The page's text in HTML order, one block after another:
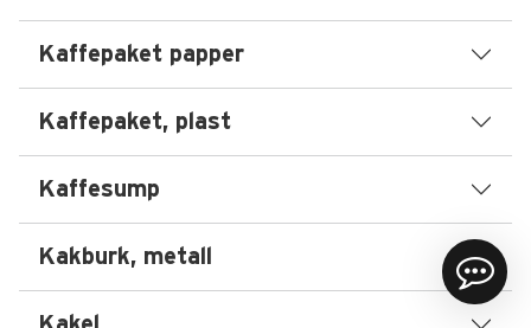
Kaffepaket papper
Kaffepaket, plast
Kaffesump
Kakburk, metall